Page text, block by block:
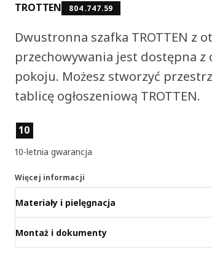
TROTTEN 804.747.59
Dwustronna szafka TROTTEN z
przechowywania jest dostępna
pokoju. Możesz stworzyć
tablicę ogłoszeniową TROTTEN.
Cechy produktu
10
10-letnia gwarancja
Więcej informacji
Materiały i pielęgnacja
Montaż i dokumenty